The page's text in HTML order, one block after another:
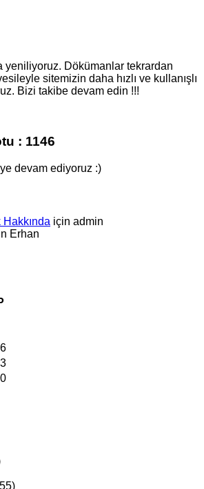
yeniliyoruz. Dökümanlar tekrardan
sitemizin daha hızlı ve kullanışlı
Bizi takibe devam edin !!!
: 1146
devam ediyoruz :)
Hakkında için admin
Erhan